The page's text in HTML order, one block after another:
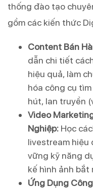
thống đào tạo
gồm các kiến thức
Content Bán
dẫn chi tiết
hiệu quả, làm
hóa công cụ
hút, lan truyền
Video
Nghiệp: Học
livestream hiệu
vững kỹ năng
kế hình ảnh bắt
Ứng Dụng